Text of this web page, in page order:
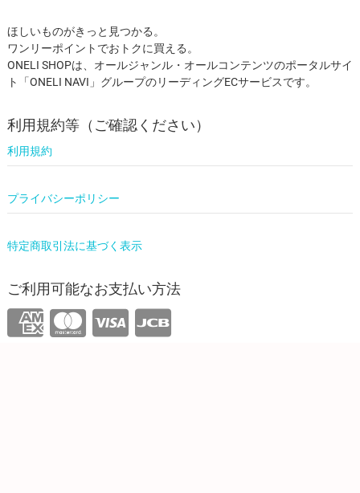
ほしいものがきっと見つかる。
ワンリーポイントでおトクに買える。
ONELI SHOPは、オールジャンル・オールコンテンツのポータルサイ
ト「ONELI NAVI」グループのリーディングECサービスです。
利用規約等（ご確認ください）
利用規約
プライバシーポリシー
特定商取引法に基づく表示
ご利用可能なお支払い方法